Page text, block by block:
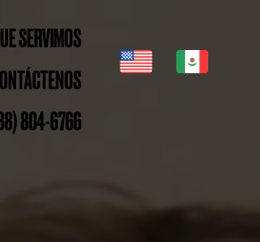
SERVIMOS
804-6766